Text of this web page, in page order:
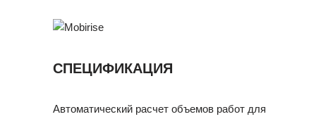
СПЕЦИФИКАЦИЯ
Автоматический расчет объемов работ для